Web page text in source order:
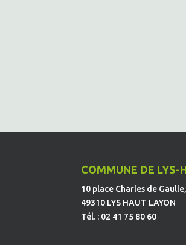
COMMUNE DE LYS-
10 place Charles de
49310 LYS HAUT LAYON
Tél. : 02 41 75 80 60